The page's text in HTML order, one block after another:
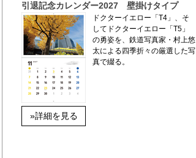
引退記念カレンダー2027 壁掛けタイプ
»詳細を見る
ドクターイエロー「T4」、そ
してドクターイエロー「T5」
の勇姿を、鉄道写真家・村上悠
太による四季折々の厳選した写
真で綴る。